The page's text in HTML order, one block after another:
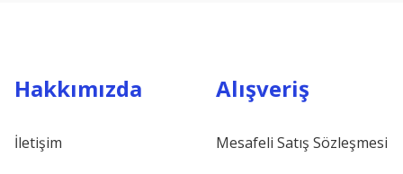
Hakkımızda
İletişim
Alışveriş
Mesafeli Satış Sözleşmesi